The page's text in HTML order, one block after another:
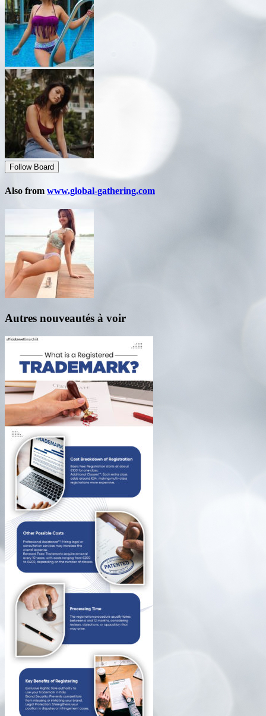
Follow Board
Also from www.global-gathering.com
Autres nouveautés à voir